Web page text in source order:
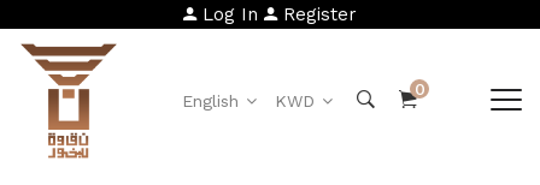
Log In Register
English KWD
0